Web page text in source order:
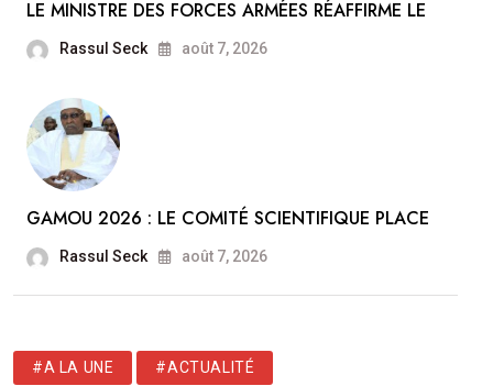
LE MINISTRE DES FORCES ARMÉES RÉAFFIRME LE
Rassul Seck août 7, 2026
GAMOU 2026 : LE COMITÉ SCIENTIFIQUE PLACE
Rassul Seck août 7, 2026
#A LA UNE #ACTUALITÉ